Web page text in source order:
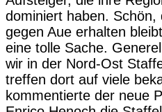
dominiert haben.
gegen Aue erhalten
eine tolle Sache.
wir in der Nord-Ost
treffen dort auf viele
kommentierte der neue